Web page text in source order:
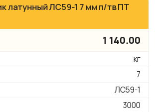
латунный ЛС59-1 7 мм п/тв ПТ
1 140.00
кг
7
ЛС59-1
3000